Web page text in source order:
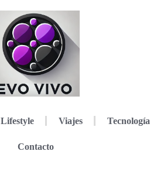
Lifestyle Viajes Tecnología
Contacto